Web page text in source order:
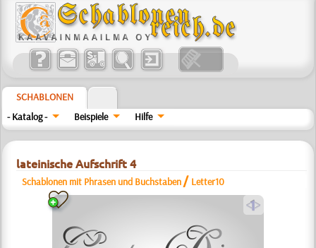
SCHABLONEN
- Katalog -
Beispiele Hilfe
lateinische Aufschrift 4
Schablonen mit Phrasen und Buchstaben / Letter10
a